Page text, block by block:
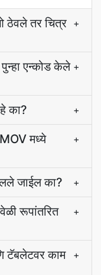
ठेवले तर चित्र +
एन्कोड केले +
का? +
मध्ये
+
जाईल का? +
रूपांतरित
+
टॅबलेटवर काम
+